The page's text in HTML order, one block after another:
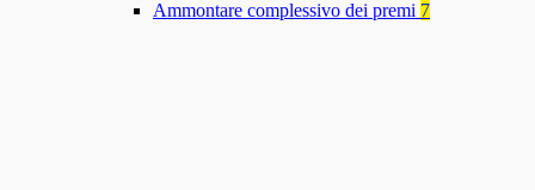
Ammontare complessivo dei premi 7